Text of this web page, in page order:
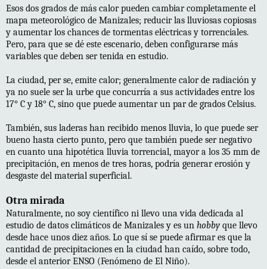
Esos dos grados de más calor pueden cambiar completamente el
mapa meteorológico de Manizales; reducir las lluviosas copiosas
y aumentar los chances de tormentas eléctricas y torrenciales.
Pero, para que se dé este escenario, deben configurarse más
variables que deben ser tenida en estudio.
La ciudad, per se, emite calor; generalmente calor de radiación y
ya no suele ser la urbe que concurría a sus actividades entre los
17° C y 18° C, sino que puede aumentar un par de grados Celsius.
También, sus laderas han recibido menos lluvia, lo que puede ser
bueno hasta cierto punto, pero que también puede ser negativo
en cuanto una hipotética lluvia torrencial, mayor a los 35 mm de
precipitación, en menos de tres horas, podría generar erosión y
desgaste del material superficial.
Otra mirada
Naturalmente, no soy científico ni llevo una vida dedicada al
estudio de datos climáticos de Manizales y es un hobby que llevo
desde hace unos diez años. Lo que sí se puede afirmar es que la
cantidad de precipitaciones en la ciudad han caído, sobre todo,
desde el anterior ENSO (Fenómeno de El Niño).